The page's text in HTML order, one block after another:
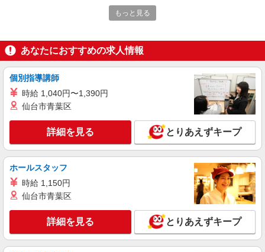
アルバイト
ライフ勝どきミッド店（店舗コード667）
NEW
ライフ勝どきミッド店 東京都中央区勝どき4-6-
キープ 詳細を見る
アルバイト
ライフ勝どきミッド店（店舗コード667）
NEW
1,250円
ライフ勝どきミッド店 東京都中央区勝どき4-6-
2
もっと見る
あなたにおすすめの求人情報
個別指導講師
時給 1,040円〜1,390円
仙台市青葉区
詳細を見る とりあえずキープ
ホールスタッフ
時給 1,150円
仙台市青葉区
詳細を見る とりあえずキープ